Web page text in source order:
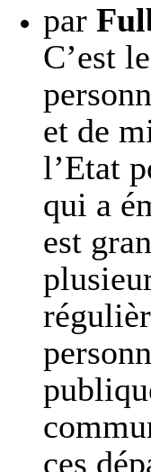
par
C’est
et de
l’Etat
qui a
est
ces